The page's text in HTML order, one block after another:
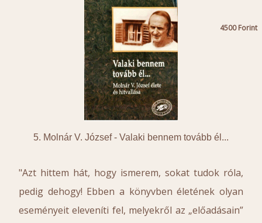
5. Molnár V. József - Valaki bennem tovább él...
4500
"Azt hittem hát, hogy ismerem, sokat tudok róla,
pedig dehogy! Ebben a könyvben életének olyan
eseményeit eleveníti fel, melyekről az „előadásain”